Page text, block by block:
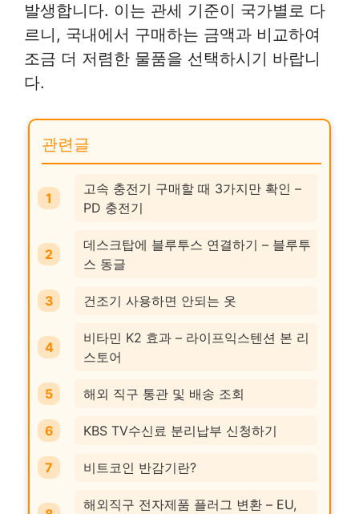
발생합니다. 이는 관세 기준이 국가별로 다
르니, 국내에서 구매하는 금액과 비교하여
조금 더 저렴한 물품을 선택하시기 바랍니
다.
관련글
고속 충전기 구매할 때 3가지만 확인 –
PD 충전기
데스크탑에 블루투스 연결하기 – 블루투
스 동글
건조기 사용하면 안되는 옷
비타민 K2 효과 – 라이프익스텐션 본 리
스토어
해외 직구 통관 및 배송 조회
KBS TV수신료 분리납부 신청하기
비트코인 반감기란?
해외직구 전자제품 플러그 변환 – EU,